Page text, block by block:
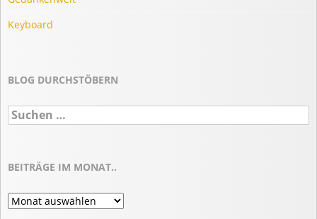
Keyboard
BLOG DURCHSTÖBERN
Suchen
nach:
BEITRÄGE IM MONAT..
Beiträge
im